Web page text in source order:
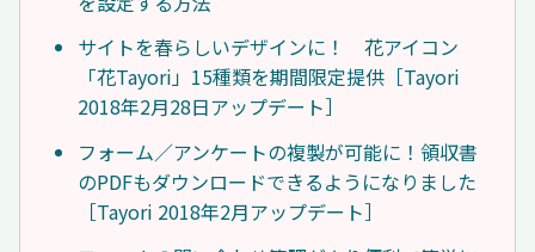
サイトを春らしいデザインに！ 花アイコン
「花Tayori」15種類を期間限定提供［Tayori
2018年2月28日アップデート］
フォーム／アンケートの複製が可能に！領収書
のPDFもダウンロードできるようになりました
［Tayori 2018年2月アップデート］